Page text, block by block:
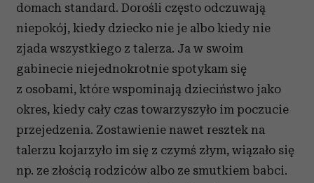
domach standard. Dorośli często odczuwają
niepokój, kiedy dziecko nie je albo kiedy nie
zjada wszystkiego z talerza. Ja w swoim
gabinecie niejednokrotnie spotykam się
z osobami, które wspominają dzieciństwo jako
okres, kiedy cały czas towarzyszyło im poczucie
przejedzenia. Zostawienie nawet resztek na
talerzu kojarzyło im się z czymś złym, wiązało się
np. ze złością rodziców albo ze smutkiem babci.